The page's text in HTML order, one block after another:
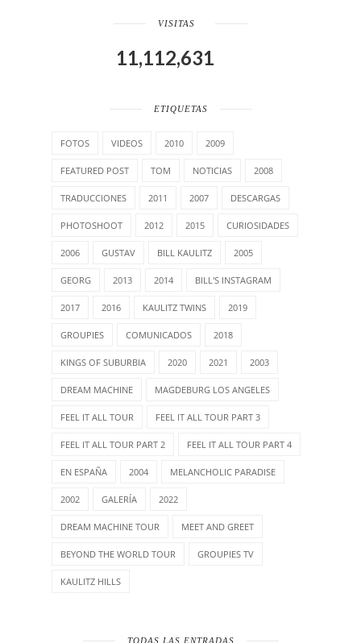
VISITAS
11,112,631
ETIQUETAS
FOTOS VIDEOS 2010 2009
FEATURED POST TOM NOTICIAS 2008
TRADUCCIONES 2011 2007 DESCARGAS
PHOTOSHOOT 2012 2015 CURIOSIDADES
2006 GUSTAV BILL KAULITZ 2005
GEORG 2013 2014 BILL'S INSTAGRAM
2017 2016 KAULITZ TWINS 2019
GROUPIES COMUNICADOS 2018
KINGS OF SUBURBIA 2020 2021 2003
DREAM MACHINE MAGDEBURG LOS ANGELES
FEEL IT ALL TOUR FEEL IT ALL TOUR PART 3
FEEL IT ALL TOUR PART 2 FEEL IT ALL TOUR PART 4
EN ESPAÑA 2004 MELANCHOLIC PARADISE
2002 GALERÍA 2022
DREAM MACHINE TOUR MEET AND GREET
BEYOND THE WORLD TOUR GROUPIES TV
KAULITZ HILLS
TODAS LAS ENTRADAS